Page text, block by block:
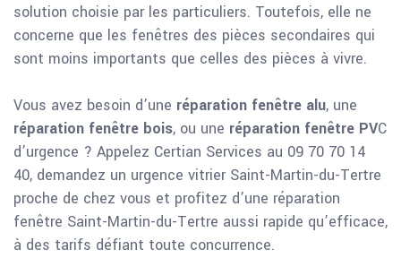
solution choisie par les particuliers. Toutefois, elle ne
concerne que les fenêtres des pièces secondaires qui
sont moins importants que celles des pièces à vivre.
Vous avez besoin d’une réparation fenêtre alu, une
réparation fenêtre bois, ou une réparation fenêtre PVC
d’urgence ? Appelez Certian Services au 09 70 70 14
40, demandez un urgence vitrier Saint-Martin-du-Tertre
proche de chez vous et profitez d’une réparation
fenêtre Saint-Martin-du-Tertre aussi rapide qu’efficace,
à des tarifs défiant toute concurrence.